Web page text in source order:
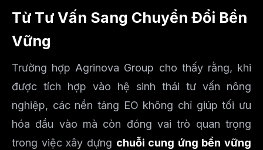
Từ Tư Vấn Sang Chuyển Đổi Bền
Vững
Trường hợp Agrinova Group cho thấy rằng, khi
được tích hợp vào hệ sinh thái tư vấn nông
nghiệp, các nền tảng EO không chỉ giúp tối ưu
hóa đầu vào mà còn đóng vai trò quan trọng
trong việc xây dựng chuỗi cung ứng bền vững